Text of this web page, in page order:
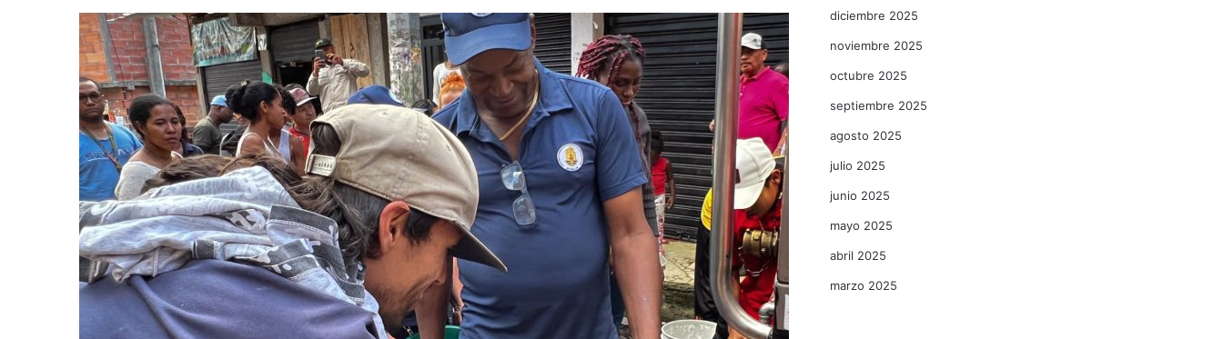
diciembre 2025
noviembre 2025
octubre 2025
septiembre 2025
agosto 2025
julio 2025
junio 2025
mayo 2025
abril 2025
marzo 2025